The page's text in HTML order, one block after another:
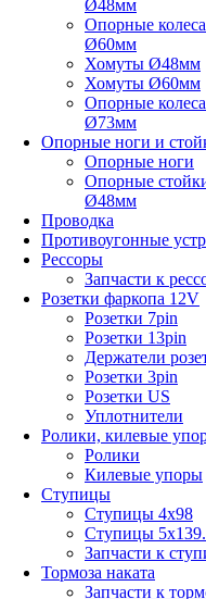
Ø48мм
Опорные колеса
Ø60мм
Хомуты Ø48мм
Хомуты Ø60мм
Опорные колеса
Ø73мм
Опорные ноги и
Опорные ноги
Опорные
Ø48мм
Проводка
Противоугонные
Рессоры
Запчасти к
Розетки фаркопа 12V
Розетки 7pin
Розетки 13pin
Держатели
Розетки 3pin
Розетки US
Уплотнители
Ролики, килевые
Ролики
Килевые упоры
Ступицы
Ступицы 4x98
Ступицы
Запчасти к
Тормоза наката
Запчасти к